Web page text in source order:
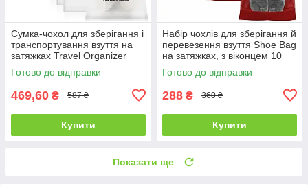
Сумка-чохол для зберігання і
транспортування взуття на
затяжках Travel Organizer
Bag 10 шт 32 х 43 см
Готово до відправки
469,60 ₴ 587 ₴
Купити
Набір чохлів для зберігання й
перевезення взуття Shoe Bag
на затяжках, з віконцем 10
шт. 27 х 36 см Червоний
Готово до відправки
288 ₴ 360 ₴
Купити
Показати ще